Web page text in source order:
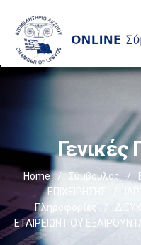
Γενικές
Home / Σύμβουλος /
ΕΠΙΧΕΙΡΗΣΗΣ
Πληροφορίες
/
ΕΤΑΙΡΕΙΩΝ ΠΟΥ